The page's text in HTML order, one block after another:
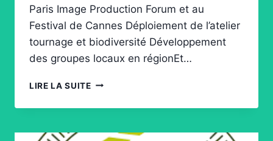
Paris Image Production Forum et au
Festival de Cannes Déploiement de l’atelier
tournage et biodiversité Développement
des groupes locaux en régionEt…
LIRE LA SUITE BONNE
2026